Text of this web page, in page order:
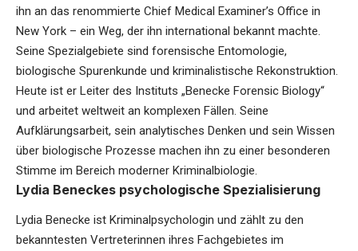
ihn an das renommierte Chief Medical Examiner’s Office in
New York – ein Weg, der ihn international bekannt machte.
Seine Spezialgebiete sind forensische Entomologie,
biologische Spurenkunde und kriminalistische Rekonstruktion.
Heute ist er Leiter des Instituts „Benecke Forensic Biology“
und arbeitet weltweit an komplexen Fällen. Seine
Aufklärungsarbeit, sein analytisches Denken und sein Wissen
über biologische Prozesse machen ihn zu einer besonderen
Stimme im Bereich moderner Kriminalbiologie.
Lydia Beneckes psychologische Spezialisierung
Lydia Benecke ist Kriminalpsychologin und zählt zu den
bekanntesten Vertreterinnen ihres Fachgebietes im